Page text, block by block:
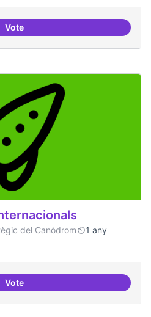
Vote20 projectes residents
del Canòdrom
1 any
Vote3-4 centres-lab internacionals